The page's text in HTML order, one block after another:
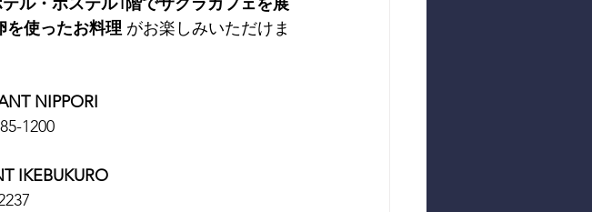
を使ったお料理 がお楽しみいただけま
NIPPORI
1200
IKEBUKURO